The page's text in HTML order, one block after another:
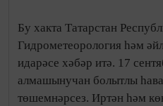
Бу хакта Татарстан
Гидрометеорология һәм
идарәсе хәбәр итә. 17
алмашынучан болытлы
төшемнәрсез. Иртән һәм